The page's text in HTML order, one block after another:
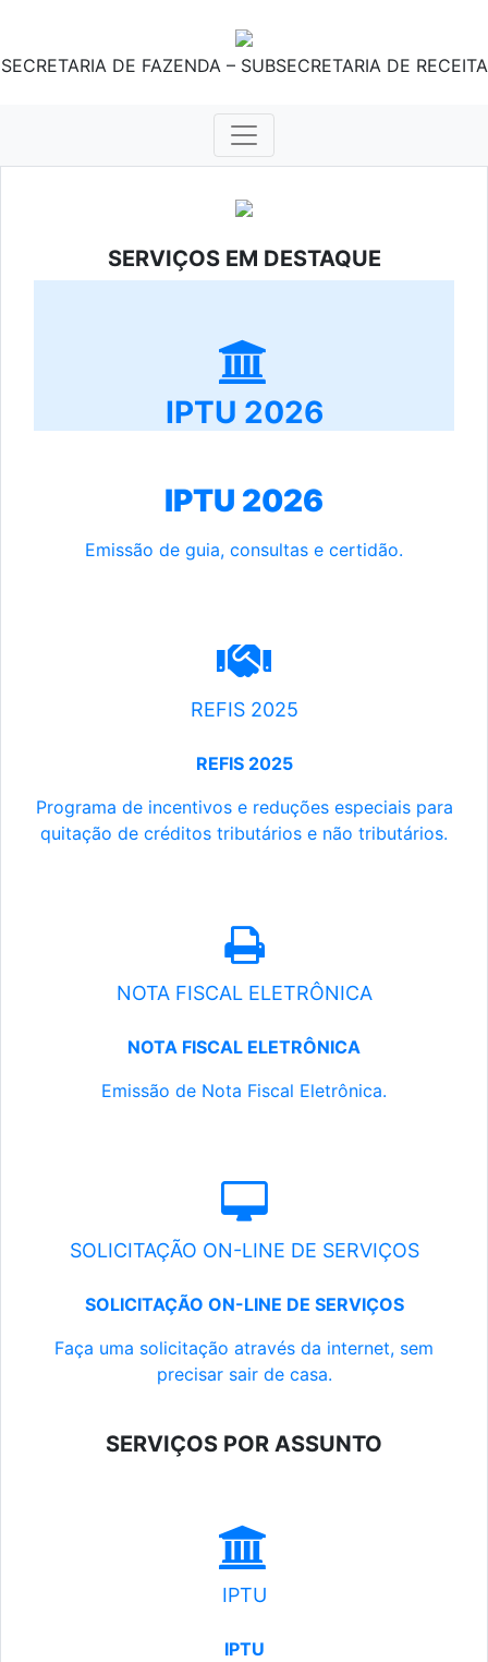
SECRETARIA DE FAZENDA – SUBSECRETARIA DE RECEITA
SERVIÇOS EM DESTAQUE
IPTU 2026
IPTU 2026
Emissão de guia, consultas e certidão.
REFIS 2025
REFIS 2025
Programa de incentivos e reduções especiais para
quitação de créditos tributários e não tributários.
NOTA FISCAL ELETRÔNICA
NOTA FISCAL ELETRÔNICA
Emissão de Nota Fiscal Eletrônica.
SOLICITAÇÃO ON-LINE DE SERVIÇOS
SOLICITAÇÃO ON-LINE DE SERVIÇOS
Faça uma solicitação através da internet, sem
precisar sair de casa.
SERVIÇOS POR ASSUNTO
IPTU
IPTU